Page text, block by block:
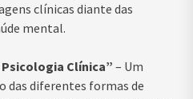
clínicas diante das
mental.
Clínica” – Um
das diferentes formas de